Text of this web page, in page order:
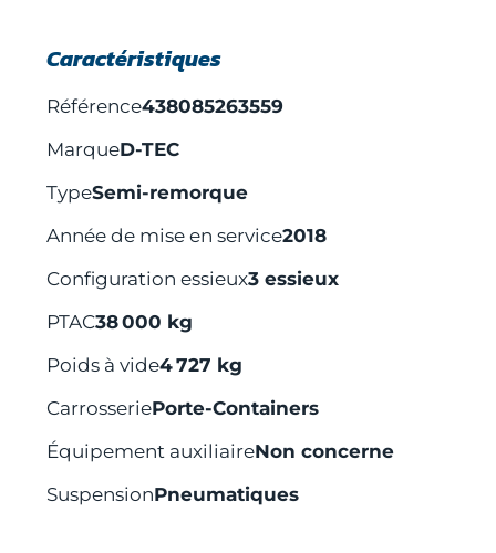
Caractéristiques
Référence438085263559
MarqueD-TEC
TypeSemi-remorque
Année de mise en service2018
Configuration essieux3 essieux
PTAC38 000 kg
Poids à vide4 727 kg
CarrosseriePorte-Containers
Équipement auxiliaireNon concerne
SuspensionPneumatiques